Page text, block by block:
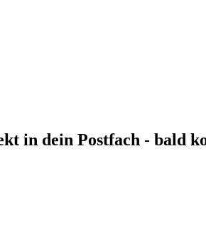
in dein Postfach - bald